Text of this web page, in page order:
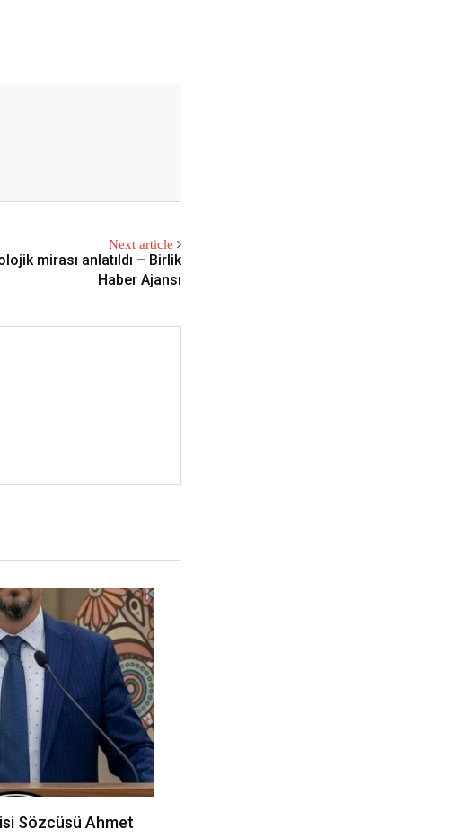
Next article
mirası anlatıldı – Birlik
Haber Ajansı
Sözcüsü Ahmet